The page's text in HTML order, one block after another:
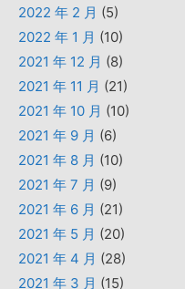
2022 年 2 月 (5)
2022 年 1 月 (10)
2021 年 12 月 (8)
2021 年 11 月 (21)
2021 年 10 月 (10)
2021 年 9 月 (6)
2021 年 8 月 (10)
2021 年 7 月 (9)
2021 年 6 月 (21)
2021 年 5 月 (20)
2021 年 4 月 (28)
2021 年 3 月 (15)